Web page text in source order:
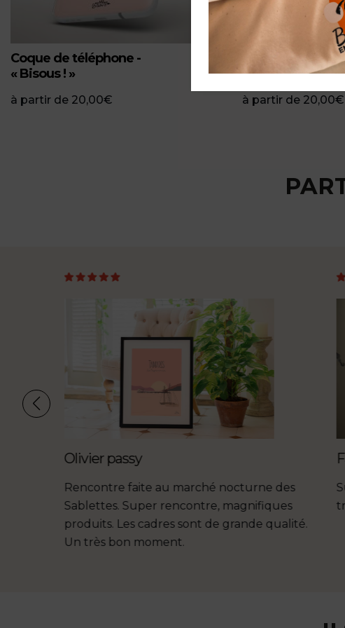
Coque de téléphone -
« Bisous ! »
à partir de 20,00€
Coque de
Belle La Libellule
à partir de 20,00€
Olivier passy
Rencontre faite au marché nocturne des
Sablettes. Super rencontre, magnifiques
produits. Les cadres sont de grande qualité.
Un très bon moment.